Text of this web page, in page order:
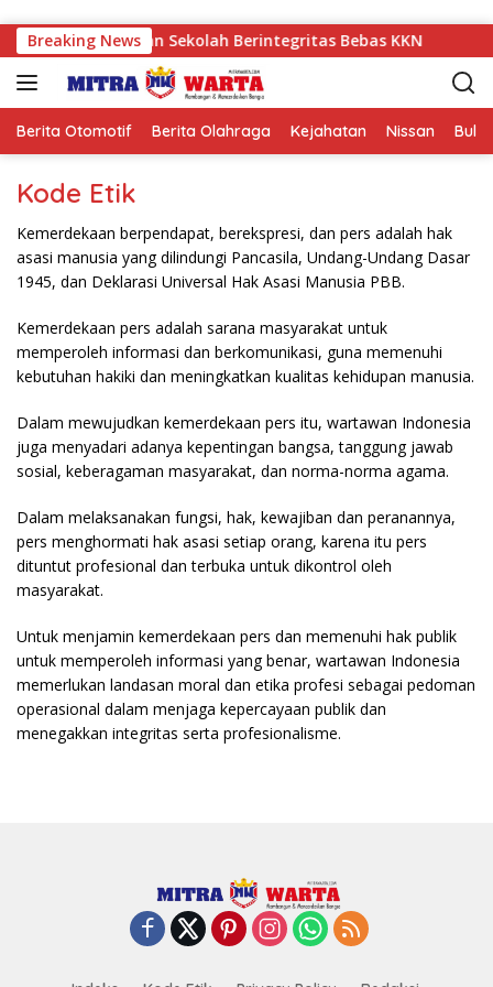
Breaking NewsGerakan Sekolah Berintegritas Bebas KKN
Berita Otomotif Berita Olahraga Kejahatan Nissan
Kode Etik
Kemerdekaan berpendapat, berekspresi, dan pers adalah hak
asasi manusia yang dilindungi Pancasila, Undang-Undang Dasar
1945, dan Deklarasi Universal Hak Asasi Manusia PBB.
Kemerdekaan pers adalah sarana masyarakat untuk
memperoleh informasi dan berkomunikasi, guna memenuhi
kebutuhan hakiki dan meningkatkan kualitas kehidupan manusia.
Dalam mewujudkan kemerdekaan pers itu, wartawan Indonesia
juga menyadari adanya kepentingan bangsa, tanggung jawab
sosial, keberagaman masyarakat, dan norma-norma agama.
Dalam melaksanakan fungsi, hak, kewajiban dan peranannya,
pers menghormati hak asasi setiap orang, karena itu pers
dituntut profesional dan terbuka untuk dikontrol oleh
masyarakat.
Untuk menjamin kemerdekaan pers dan memenuhi hak publik
untuk memperoleh informasi yang benar, wartawan Indonesia
memerlukan landasan moral dan etika profesi sebagai pedoman
operasional dalam menjaga kepercayaan publik dan
menegakkan integritas serta profesionalisme.